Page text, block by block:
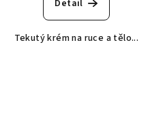
Detail
Tekutý krém na ruce a tělo...